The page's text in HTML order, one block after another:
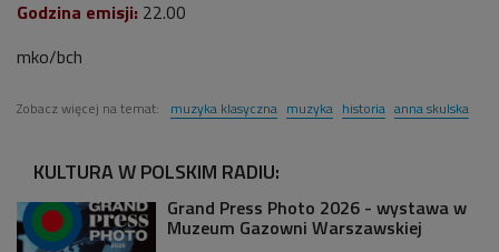
Godzina emisji: 22.00
mko/bch
Zobacz więcej na temat: muzyka klasyczna muzyka historia anna skulska
KULTURA W POLSKIM RADIU:
Grand Press Photo 2026 - wystawa w
Muzeum Gazowni Warszawskiej